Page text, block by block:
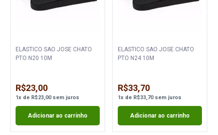
ELASTICO SAO JOSE CHATO
PTO N20 10M
R$23,00
1x de R$23,00sem juros
Adicionar ao carrinho
ELASTICO SAO JOSE CHATO
PTO N24 10M
R$33,70
1xde R$33,70sem juros
Adicionar ao carrinho